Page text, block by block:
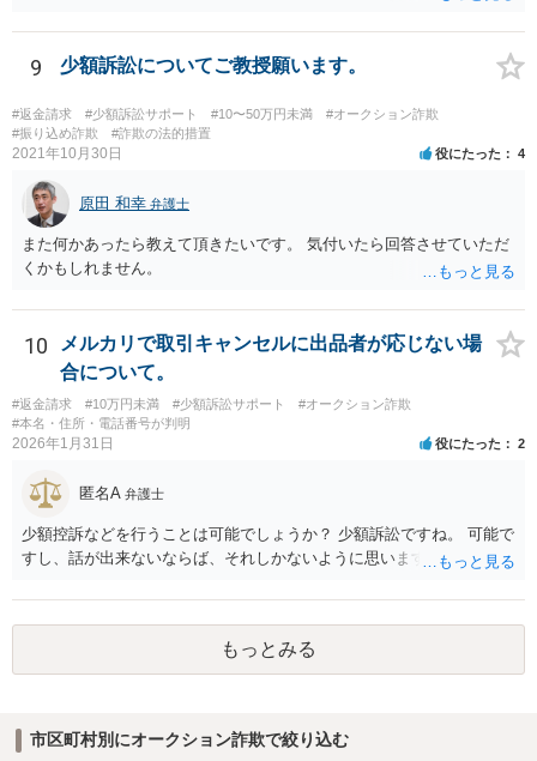
9 少額訴訟についてご教授願います。
#返金請求 #少額訴訟サポート #10〜50万円未満
#オークション詐欺
#振り込め詐欺
#詐欺の法的措置
2021年10月30日 役にたった 4
原田 和幸 弁護士
また何かあったら教えて頂きたいです。 気付いたら回答させていただ
くかもしれません。
10
メルカリで取引キャンセルに出品者が応じない場
合について。
#返金請求 #10万円未満 #少額訴訟サポート
#オークション詐欺
#本名・住所・電話番号が判明
2026年1月31日 役にたった 2
匿名A 弁護士
少額控訴などを行うことは可能でしょうか？ 少額訴訟ですね。 可能で
すし、話が出来ないならば、それしかないように思います。
もっとみる
市区町村別にオークション詐欺で絞り込む